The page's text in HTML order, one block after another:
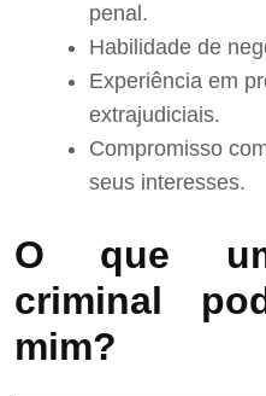
penal.
Habilidade de
Experiência em
extrajudiciais.
Compromisso
seus interesses.
O que
criminal
mim?